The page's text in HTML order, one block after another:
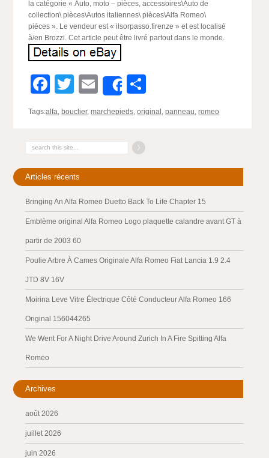
la catégorie « Auto, moto – pièces, accessoires\Auto de
collection\ pièces\Autos italiennes\ pièces\Alfa Romeo\
pièces ». Le vendeur est « ilsorpasso.firenze » et est localisé
à/en Brozzi. Cet article peut être livré partout dans le monde.
Facebook
Twitter
EmailShare
Tags:alfa, bouclier,marchepieds,original ,panneau,romeo
Articles récents
Bringing An Alfa Romeo Duetto Back To Life Chapter 15
Emblème original Alfa Romeo Logo plaquette calandre avant GT à
partir de 2003 60
Poulie Arbre À Cames Originale Alfa Romeo Fiat Lancia 1.9 2.4
JTD 8V 16V
Moirina Leve Vitre Électrique Côté Conducteur Alfa Romeo 166
Original 156044265
We Went For A Night Drive Around Zurich In A Fire Spitting Alfa
Romeo
Archives
août 2026
juillet 2026
juin 2026